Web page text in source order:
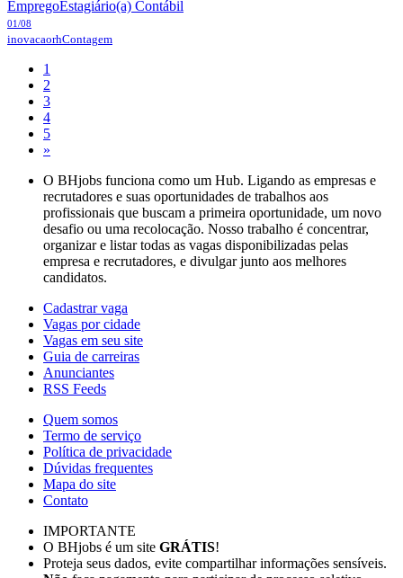
EmpregoEstagiário(a) Contábil
01/08
inovacaorhContagem
1
2
3
4
5
»
O BHjobs funciona como um Hub. Ligando as empresas e
recrutadores e suas oportunidades de trabalhos aos
profissionais que buscam a primeira oportunidade, um novo
desafio ou uma recolocação. Nosso trabalho é concentrar,
organizar e listar todas as vagas disponibilizadas pelas
empresa e recrutadores, e divulgar junto aos melhores
candidatos.
Cadastrar vaga
Vagas por cidade
Vagas em seu site
Guia de carreiras
Anunciantes
RSS Feeds
Quem somos
Termo de serviço
Política de privacidade
Dúvidas frequentes
Mapa do site
Contato
IMPORTANTE
O BHjobs é um site GRÁTIS!
Proteja seus dados, evite compartilhar informações sensíveis.